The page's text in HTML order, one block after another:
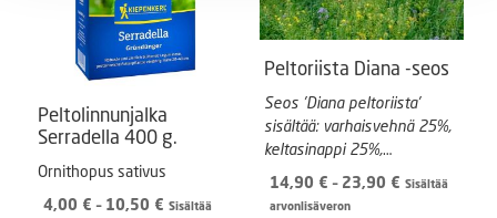
Peltolinnunjalka
Serradella 400 g.
Ornithopus sativus
4,00 € – 10,50 € Hintaluokka:
Sisältää
Peltoriista Diana -seos
Seos ’Diana peltoriista’
sisältää: varhaisvehnä 25%,
keltasinappi 25%,
hunajakukka 25%, sikuri
15%, valkoapila 10%.
14,90 € – 23,90 € Hintaluokka:
Sisältää
arvonlisäveron